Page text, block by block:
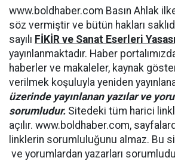
www.boldhaber.com Basın Ahlak
söz vermiştir ve bütün hakları
sayılı FİKİR ve Sanat Eserleri Yasası
yayınlanmaktadır. Haber
haberler ve makaleler, kaynak
verilmek koşuluyla yeniden
üzerinde yayınlanan yazılar ve
sorumludur. Sitedeki tüm harici
açılır. www.boldhaber.com,
linklerin sorumluluğunu almaz. Bu
ve yorumlardan yazarları